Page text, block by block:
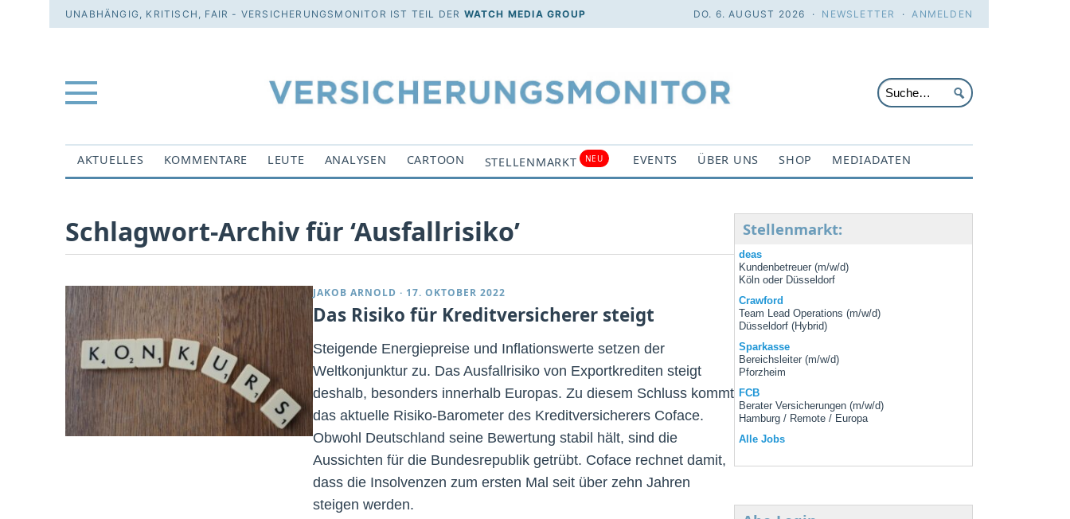
UNABHÄNGIG, KRITISCH, FAIR - VERSICHERUNGSMONITOR IST TEIL DER WATCH MEDIA GROUP DO. 6. AUGUST 2026 · NEWSLETTER ·ANMELDEN
AKTUELLES KOMMENTARE LEUTE ANALYSEN CARTOON STELLENMARKT NEU EVENTS ÜBER UNS SHOP MEDIADATEN
Schlagwort-Archiv für ‘Ausfallrisiko’
JAKOB ARNOLD · 17. OKTOBER 2022
Das Risiko für Kreditversicherer steigt
Steigende Energiepreise und Inflationswerte setzen der
Weltkonjunktur zu. Das Ausfallrisiko von Exportkrediten steigt
deshalb, besonders innerhalb Europas. Zu diesem Schluss kommt
das aktuelle Risiko-Barometer des Kreditversicherers Coface.
Obwohl Deutschland seine Bewertung stabil hält, sind die
Aussichten für die Bundesrepublik getrübt. Coface rechnet damit,
dass die Insolvenzen zum ersten Mal seit über zehn Jahren
steigen werden.
Stellenmarkt:
deas
Kundenbetreuer (m/w/d)
Köln oder Düsseldorf
Crawford
Team Lead Operations (m/w/d)
Düsseldorf (Hybrid)
Sparkasse
Bereichsleiter (m/w/d)
Pforzheim
FCB
Berater Versicherungen (m/w/d)
Hamburg / Remote / Europa
Alle Jobs